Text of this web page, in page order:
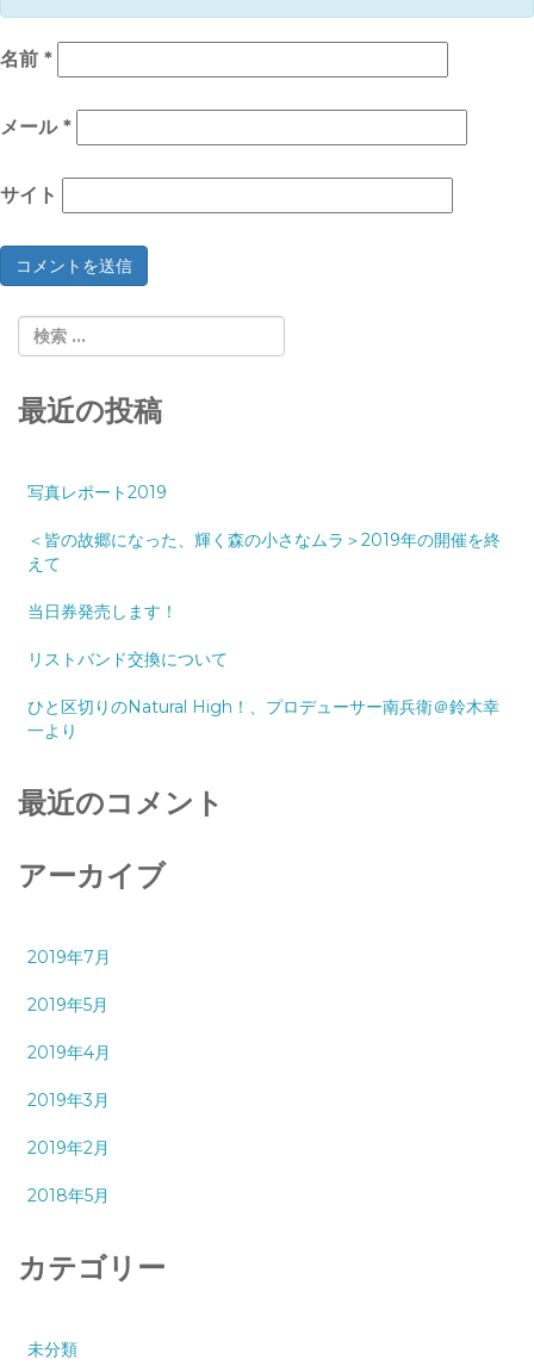
名前 *
メール *
サイト
最近の投稿
写真レポート2019
＜皆の故郷になった、輝く森の小さなムラ＞2019年の開催を終
えて
当日券発売します！
リストバンド交換について
ひと区切りのNatural High！、プロデューサー南兵衛＠鈴木幸
一より
最近のコメント
アーカイブ
2019年7月
2019年5月
2019年4月
2019年3月
2019年2月
2018年5月
カテゴリー
未分類